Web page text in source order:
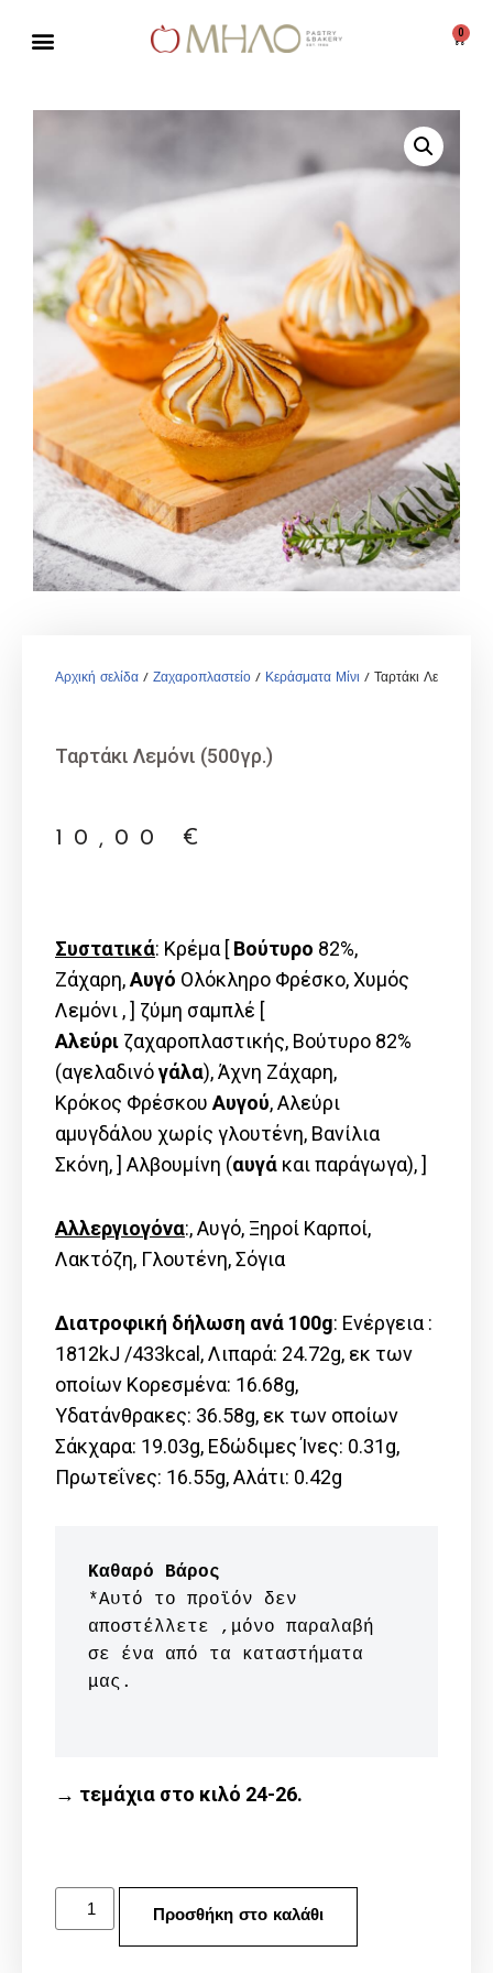
περιεχόμενο
0
Αρχική σελίδα / Ζαχαροπλαστείο / Κεράσματα Μίνι / Ταρτάκι Λεμόνι
Ταρτάκι Λεμόνι (500γρ.)
10,00 €
Συστατικά: Κρέμα [Βούτυρο 82%,
Ζάχαρη,Αυγό Ολόκληρο Φρέσκο, Χυμός
Λεμόνι , ] ζύμη σαμπλέ [
Αλεύρι ζαχαροπλαστικής, Βούτυρο 82%
(αγελαδινόγάλα), Άχνη Ζάχαρη,
Κρόκος Φρέσκου Αυγού, Αλεύρι
αμυγδάλου χωρίς γλουτένη, Βανίλια
Σκόνη, ] Αλβουμίνη (αυγά και παράγωγα), ]
Αλλεργιογόνα:, Αυγό, Ξηροί Καρποί,
Λακτόζη, Γλουτένη, Σόγια
Διατροφική δήλωση ανά 100g: Ενέργεια :
1812kJ /433kcal, Λιπαρά: 24.72g, εκ των
οποίων Kορεσμένα: 16.68g,
Υδατάνθρακες: 36.58g, εκ των οποίων
Σάκχαρα: 19.03g, Εδώδιμες Ίνες: 0.31g,
Πρωτεΐνες: 16.55g, Αλάτι: 0.42g
Καθαρό Βάρος
*Αυτό το προϊόν δεν
αποστέλλετε ,μόνο παραλαβή
σε ένα από τα καταστήματα
μας.
→ τεμάχια στο κιλό 24-26.
Προσθήκη στο καλάθι